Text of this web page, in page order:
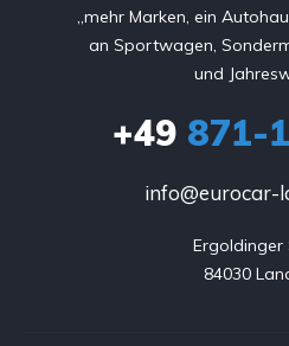
„mehr Marken, ein
an Sportwagen,
und
+49 871-
info@eurocar-
Ergoldinger
84030